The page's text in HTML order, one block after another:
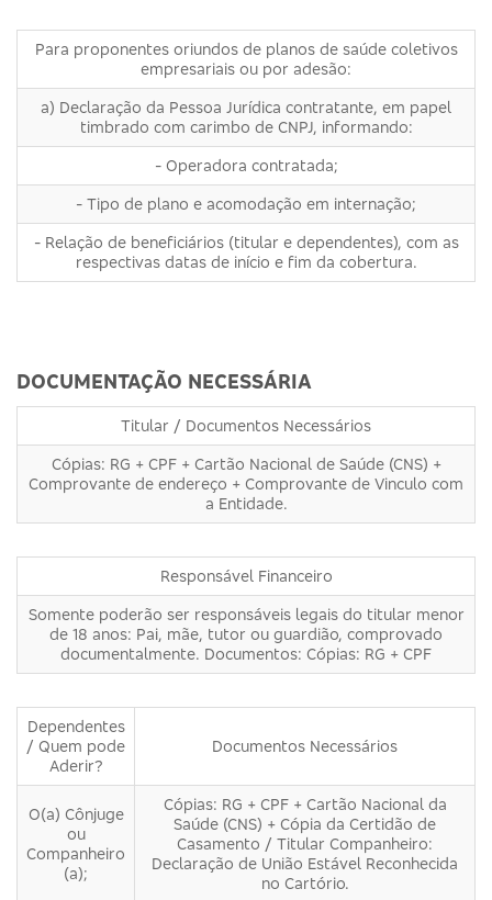
Para proponentes oriundos de planos de saúde coletivos
empresariais ou por adesão:
a) Declaração da Pessoa Jurídica contratante, em papel
timbrado com carimbo de CNPJ, informando:
- Operadora contratada;
- Tipo de plano e acomodação em internação;
- Relação de beneficiários (titular e dependentes), com as
respectivas datas de início e fim da cobertura.
DOCUMENTAÇÃO NECESSÁRIA
Titular / Documentos Necessários
Cópias: RG + CPF + Cartão Nacional de Saúde (CNS) +
Comprovante de endereço + Comprovante de Vinculo com
a Entidade.
Responsável Financeiro
Somente poderão ser responsáveis legais do titular menor
de 18 anos: Pai, mãe, tutor ou guardião, comprovado
documentalmente. Documentos: Cópias: RG + CPF
Dependentes
/ Quem pode
Aderir?
Documentos Necessários
O(a) Cônjuge
ou
Companheiro
(a);
Cópias: RG + CPF + Cartão Nacional da
Saúde (CNS) + Cópia da Certidão de
Casamento / Titular Companheiro:
Declaração de União Estável Reconhecida
no Cartório.